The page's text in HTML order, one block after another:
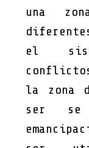
una
el
la zona
ser se